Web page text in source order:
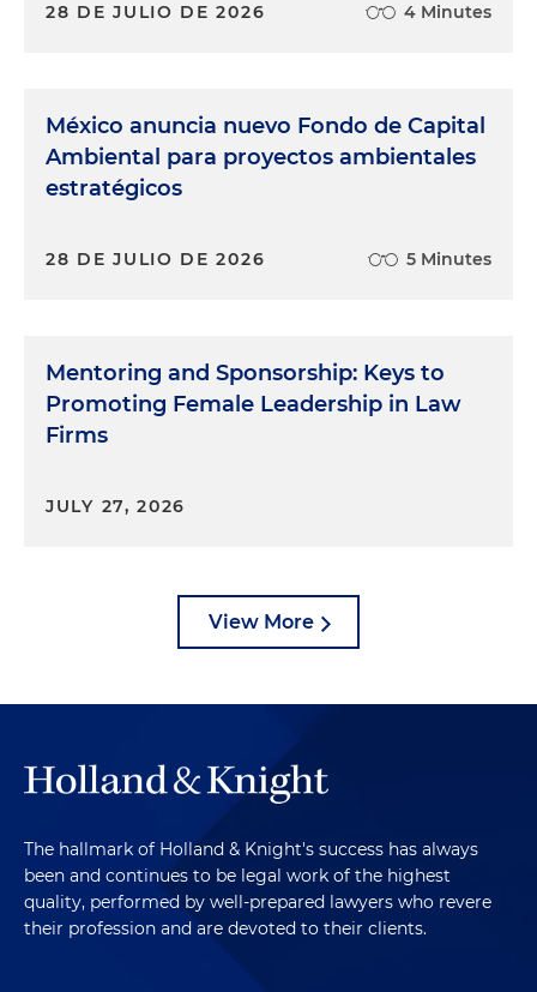
28 DE JULIO DE 2026 4 Minutes
México anuncia nuevo Fondo de Capital
Ambiental para proyectos ambientales
estratégicos
28 DE JULIO DE 2026 5 Minutes
Mentoring and Sponsorship: Keys to
Promoting Female Leadership in Law
Firms
JULY 27, 2026
View More
The hallmark of Holland & Knight's success has always
been and continues to be legal work of the highest
quality, performed by well-prepared lawyers who revere
their profession and are devoted to their clients.